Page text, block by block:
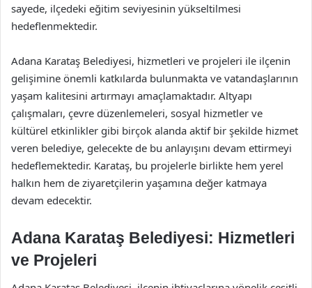
sayede, ilçedeki eğitim seviyesinin yükseltilmesi
hedeflenmektedir.
Adana Karataş Belediyesi, hizmetleri ve projeleri ile ilçenin
gelişimine önemli katkılarda bulunmakta ve vatandaşlarının
yaşam kalitesini artırmayı amaçlamaktadır. Altyapı
çalışmaları, çevre düzenlemeleri, sosyal hizmetler ve
kültürel etkinlikler gibi birçok alanda aktif bir şekilde hizmet
veren belediye, gelecekte de bu anlayışını devam ettirmeyi
hedeflemektedir. Karataş, bu projelerle birlikte hem yerel
halkın hem de ziyaretçilerin yaşamına değer katmaya
devam edecektir.
Adana Karataş Belediyesi: Hizmetleri
ve Projeleri